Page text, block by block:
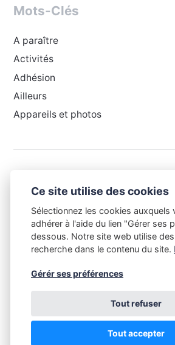
Mots-Clés
A paraître
Activités
Adhésion
Ailleurs
Appareils et photos
Tout le contenu de ce site est la
Lumière et est soumis aux règles du
sans l'accord du Club Niépce-Lumière,
Ce site utilise des cookies
Sélectionnez les cookies auxquels
adhérer à l'aide du lien "Gérer ses
dessous. Notre site web utilise
recherche dans le contenu du site.
Gérér ses préférences
Tout refuser
Tout accepter